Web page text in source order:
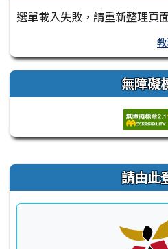
選單載入失敗，請重新整理頁
無障礙
右邊區域內容 請由此